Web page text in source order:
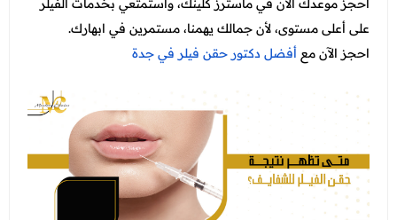
احجز موعدك الآن في ماسترز كلينك، واستمتعي بخدمات الفيلر
على أعلى مستوى، لأن جمالك يهمنا، مستمرين في ابهارك.
احجز الآن مع أفضل دكتور حقن فيلر في جدة